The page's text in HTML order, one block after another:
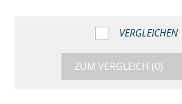
VERGLEICHEN
ZUM VERGLEICH (0)